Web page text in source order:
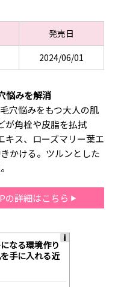
発売日
2024/06/01
悩みを解消
穴悩みをもつ大人の肌
が角栓や皮脂を払拭
キス、ローズマリー葉エ
かける。ツルンとした
の詳細はこちら
なる環境作り
手に入れる近